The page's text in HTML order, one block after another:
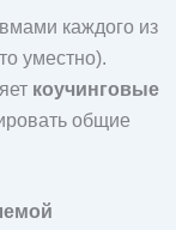
каждого из
уместно).
коучинговые
общие